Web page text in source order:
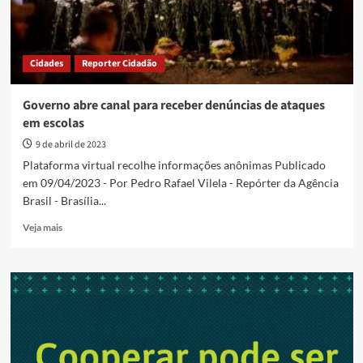
Cidades Reporter Cidadão
Governo abre canal para receber denúncias de ataques
em escolas
9 de abril de 2023
Plataforma virtual recolhe informações anônimas Publicado
em 09/04/2023 - Por Pedro Rafael Vilela - Repórter da Agência
Brasil - Brasília...
Veja maisRead
Governo
abre
denúncias